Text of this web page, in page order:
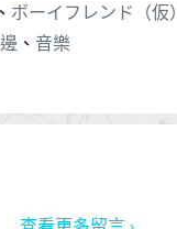
、 ボーイフレンド（仮）
、 音樂